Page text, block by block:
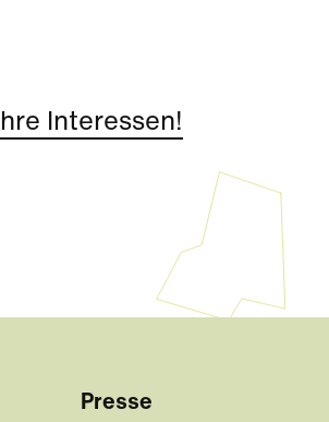
Interessen!
Presse